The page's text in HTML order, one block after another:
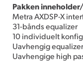
Pakken
Metra AXDSP-X
31-bånds equalizer
10 individuelt
Uavhengig
Uavhengige high